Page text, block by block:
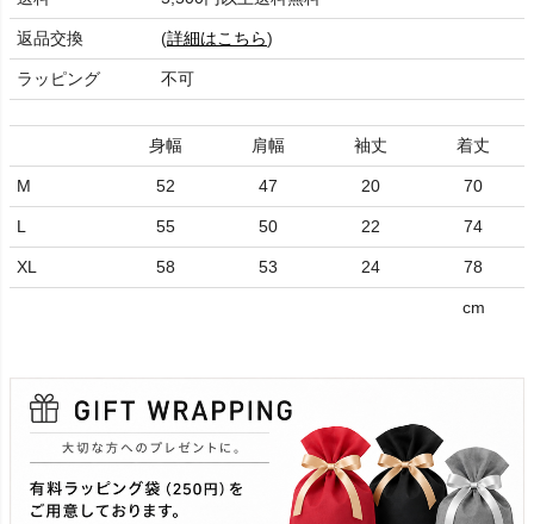
返品交換 (詳細はこちら)
ラッピング 不可
身幅 肩幅 袖丈 着丈
M 52 47 20 70
L 55 50 22 74
XL 58 53 24 78
cm